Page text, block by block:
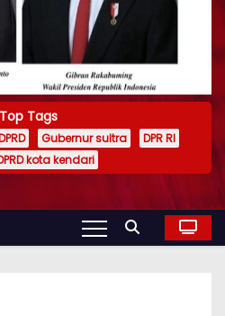
Top Tags
Gubernur sultra
DPR RI
kota kendari